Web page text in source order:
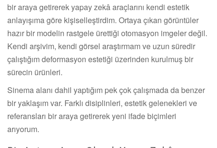
bir araya getirerek yapay zekâ araçlarını kendi estetik
anlayışıma göre kişiselleştirdim. Ortaya çıkan görüntüler
hazır bir modelin rastgele ürettiği otomasyon imgeler değil.
Kendi arşivim, kendi görsel araştırmam ve uzun süredir
çalıştığım deformasyon estetiği üzerinden kurulmuş bir
sürecin ürünleri.
Sinema alanı dahil yaptığım pek çok çalışmada da benzer
bir yaklaşım var. Farklı disiplinleri, estetik gelenekleri ve
referansları bir araya getirerek yeni ifade biçimleri
arıyorum.